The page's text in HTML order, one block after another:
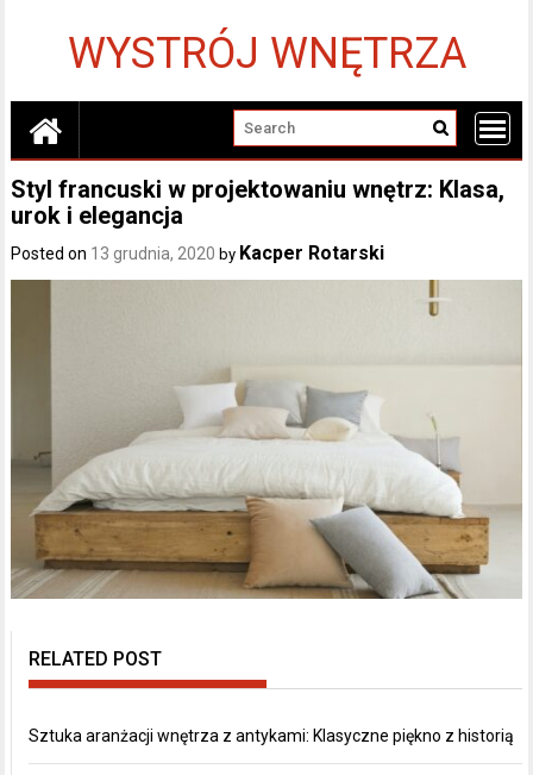
WYSTRÓJ WNĘTRZA
Styl francuski w projektowaniu wnętrz: Klasa,
urok i elegancja
Posted on 13 grudnia, 2020 by Kacper Rotarski
RELATED POST
Sztuka aranżacji wnętrza z antykami: Klasyczne piękno z historią